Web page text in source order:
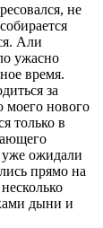
не
Али
ужасно
время.
за
моего нового
только в
уже ожидали
прямо на
дыни и